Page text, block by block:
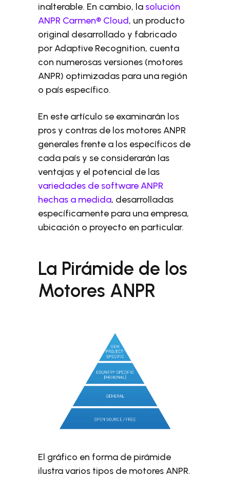
inalterable. En cambio, la solución
ANPR Carmen® Cloud, un producto
original desarrollado y fabricado
por Adaptive Recognition, cuenta
con numerosas versiones (motores
ANPR) optimizadas para una región
o país específico.
En este artículo se examinarán los
pros y contras de los motores ANPR
generales frente a los específicos de
cada país y se considerarán las
ventajas y el potencial de las
variedades de software ANPR
hechas a medida, desarrolladas
específicamente para una empresa,
ubicación o proyecto en particular.
La Pirámide de los
Motores ANPR
El gráfico en forma de pirámide
ilustra varios tipos de motores ANPR.